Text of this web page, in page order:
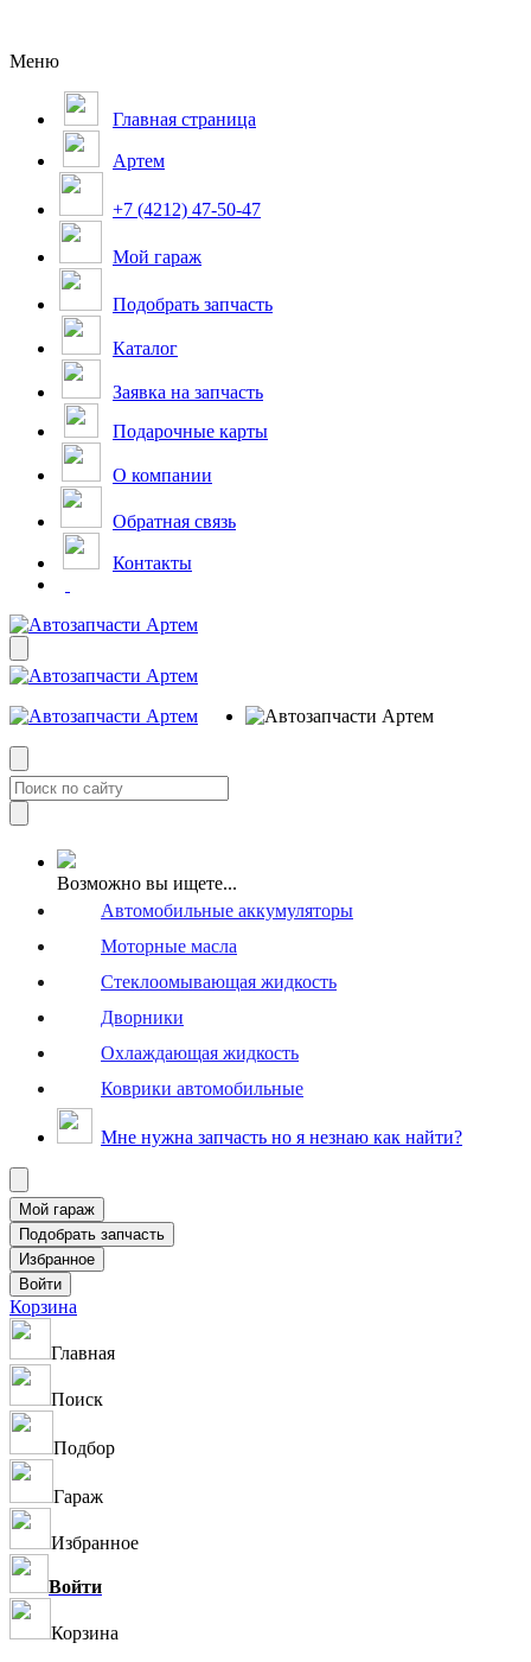
Меню
Главная страница
Артем
+7 (4212) 47-50-47
Мой гараж
Подобрать запчасть
Каталог
Заявка на запчасть
Подарочные карты
О компании
Обратная связь
Контакты
Возможно вы ищете...
Автомобильные аккумуляторы
Моторные масла
Стеклоомывающая жидкость
Дворники
Охлаждающая жидкость
Коврики автомобильные
Мне нужна запчасть но я незнаю как найти?
Корзина
Главная
Поиск
Подбор
Гараж
Избранное
Войти
Корзина